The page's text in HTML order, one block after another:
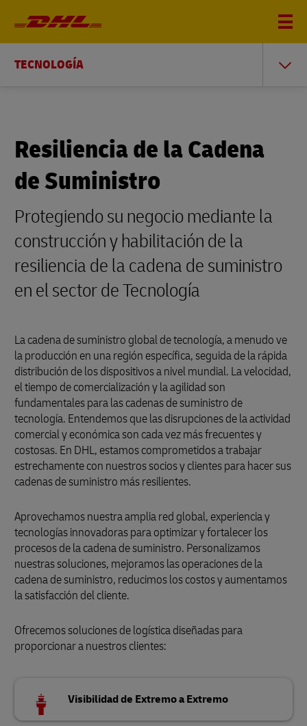
TECNOLOGÍA
Resiliencia de la Cadena
de Suministro
Protegiendo su negocio mediante la
construcción y habilitación de la
resiliencia de la cadena de suministro
en el sector de Tecnología
La cadena de suministro global de tecnología, a menudo ve
la producción en una región específica, seguida de la rápida
distribución de los dispositivos a nivel mundial. La velocidad,
el tiempo de comercialización y la agilidad son
fundamentales para las cadenas de suministro de
tecnología. Entendemos que las disrupciones de la actividad
comercial y económica son cada vez más frecuentes y
costosas. En DHL, estamos comprometidos a trabajar
estrechamente con nuestros socios y clientes para hacer sus
cadenas de suministro más resilientes.
Aprovechamos nuestra amplia red global, experiencia y
tecnologías innovadoras para optimizar y fortalecer los
procesos de la cadena de suministro. Personalizamos
nuestras soluciones, mejoramos las operaciones de la
cadena de suministro, reducimos los costos y aumentamos
la satisfacción del cliente.
Ofrecemos soluciones de logística diseñadas para
proporcionar a nuestros clientes:
Visibilidad de Extremo a Extremo